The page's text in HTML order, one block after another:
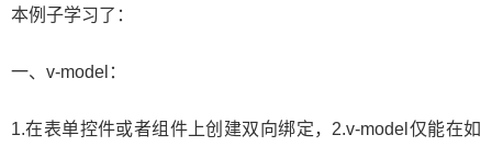
本例子学习了：
一、v-model：
1.在表单控件或者组件上创建双向绑定，2.v-model仅能在如